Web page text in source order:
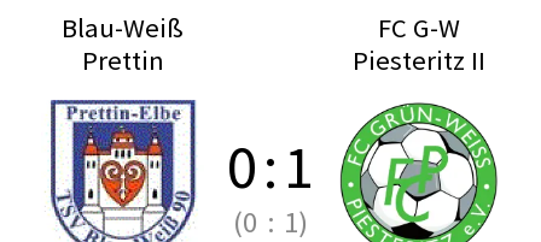
Blau-Weiß
Prettin
FC G-W
Piesteritz II
0:1
(0 : 1)